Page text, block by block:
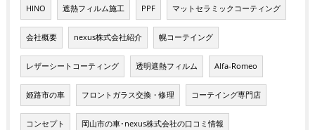
HINO 遮熱フィルム施工 PPF マットセラミックコーティング
会社概要 nexus株式会社紹介 幌コーテイング
レザーシートコーティング 透明遮熱フィルム Alfa-Romeo
姫路市の車 フロントガラス交換・修理 コーテイング専門店
コンセプト 岡山市の車･nexus株式会社の口コミ情報